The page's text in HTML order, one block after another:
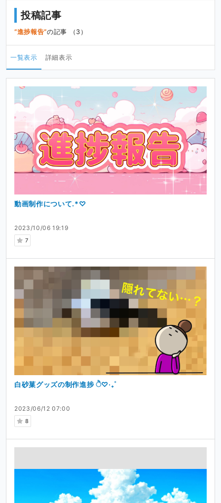
投稿記事
進捗報告 の記事 （3）
一覧表示 詳細表示
2023/10/06 19:19
7
動画制作について.*♡
2023/06/12 07:00
8
白砂菓グッズの制作進捗 ੈ♡‧₊˚